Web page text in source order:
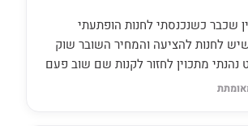
שכבר כשנכנסתי לחנות הופתעתי
לחנות להציעה והמחיר השובר שוק
מתכוין לחזור לקנות שם שוב פעם